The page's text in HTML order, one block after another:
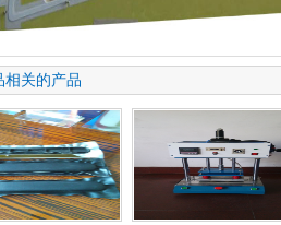
相关的产品